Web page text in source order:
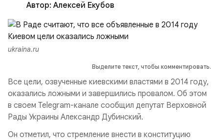
Автор: Алексей Екубов
ukraina.ru
Выделите текст, чтобы комментировать.
Все цели, озвученные киевскими властями в 2014 году,
оказались ложными и завершились провалом. Об этом
в своем Telegram-канале сообщил депутат Верховной
Рады Украины Александр Дубинский.
Он отметил, что стремление внести в конституцию